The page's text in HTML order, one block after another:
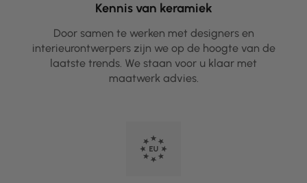
Kennis van keramiek
Door samen te werken met designers en
interieurontwerpers zijn we op de hoogte van de
laatste trends. We staan voor u klaar met
maatwerk advies.